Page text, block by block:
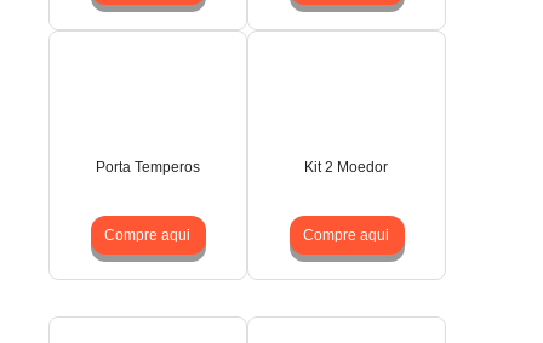
Porta Temperos
Compre aqui
Kit 2 Moedor
Compre aqui